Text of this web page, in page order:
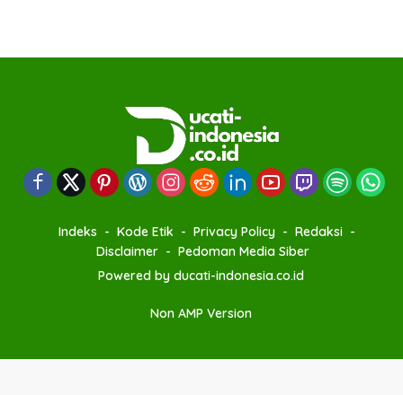
Indeks Kode Etik Privacy Policy
Redaksi
Disclaimer
Pedoman Media Siber
Powered by ducati-indonesia.co.id
Non AMP Version